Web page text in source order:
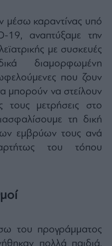
μέσω καραντίνας υπό
19, αναπτύξαμε την
με συσκευές
διαμορφωμένη
που ζουν
μπορούν να στείλουν
τους μετρήσεις στο
τη δική
εμβρύων τους ανά
του τόπου
του προγράμματος
πολλά παιδιά,